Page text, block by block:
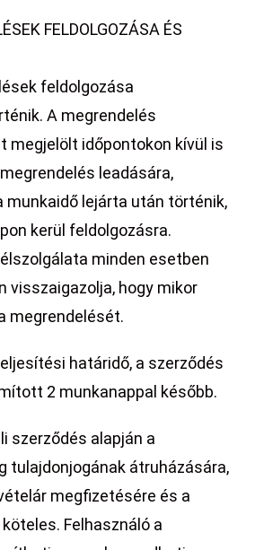
FELDOLGOZÁSA ÉS
feldolgozása
A megrendelés
megjelölt időpontokon kívül is
leadására,
munkaidő lejárta után történik,
kerül feldolgozásra.
minden esetben
visszaigazolja, hogy mikor
megrendelését.
határidő, a szerződés
2 munkanappal később.
szerződés alapján a
tulajdonjogának átruházására,
megfizetésére és a
Felhasználó a